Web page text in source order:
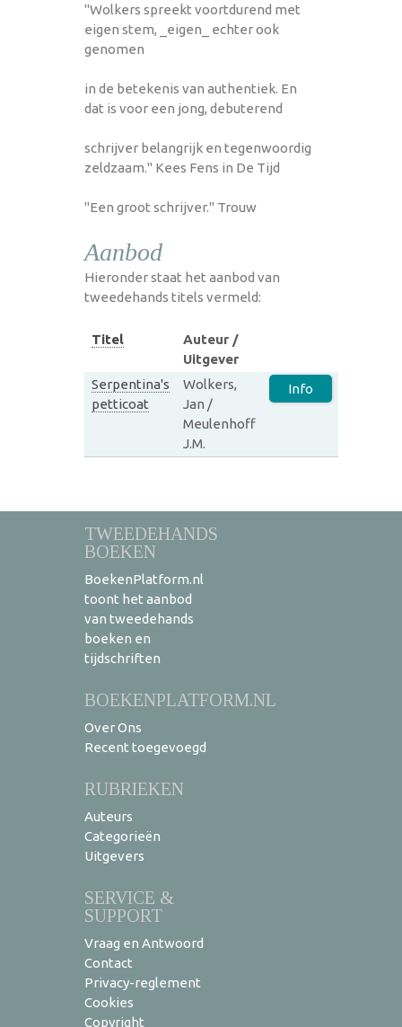
"Wolkers spreekt voortdurend met
eigen stem, _eigen_ echter ook
genomen
in de betekenis van authentiek. En
dat is voor een jong, debuterend
schrijver belangrijk en tegenwoordig
zeldzaam." Kees Fens in De Tijd
"Een groot schrijver." Trouw
Aanbod
Hieronder staat het aanbod van
tweedehands titels vermeld:
Titel
Auteur /
Uitgever
Serpentina's
petticoat
Wolkers,
Jan /
Meulenhoff
J.M.
Info
TWEEDEHANDS
BOEKEN
BoekenPlatform.nl
toont het aanbod
van tweedehands
boeken en
tijdschriften
BOEKENPLATFORM.NL
Over Ons
Recent toegevoegd
RUBRIEKEN
Auteurs
Categorieën
Uitgevers
SERVICE &
SUPPORT
Vraag en Antwoord
Contact
Privacy-reglement
Cookies
Copyright